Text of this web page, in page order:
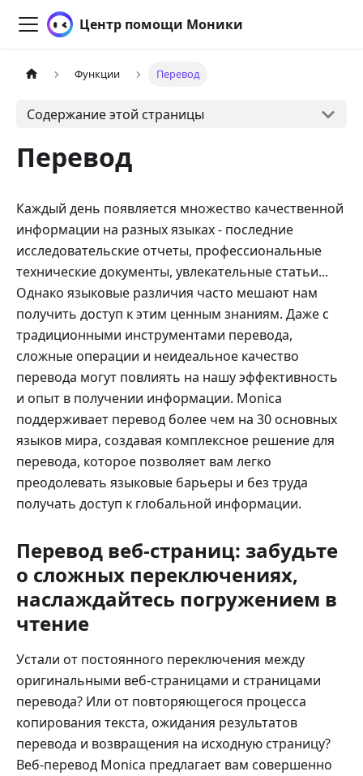
Центр помощи Моники
Функции Перевод
Содержание этой страницы
Перевод
Каждый день появляется множество качественной
информации на разных языках - последние
исследовательские отчеты, профессиональные
технические документы, увлекательные статьи...
Однако языковые различия часто мешают нам
получить доступ к этим ценным знаниям. Даже с
традиционными инструментами перевода,
сложные операции и неидеальное качество
перевода могут повлиять на нашу эффективность
и опыт в получении информации. Monica
поддерживает перевод более чем на 30 основных
языков мира, создавая комплексное решение для
перевода, которое позволяет вам легко
преодолевать языковые барьеры и без труда
получать доступ к глобальной информации.
Перевод веб-страниц: забудьте
о сложных переключениях,
наслаждайтесь погружением в
чтение
Устали от постоянного переключения между
оригинальными веб-страницами и страницами
перевода? Или от повторяющегося процесса
копирования текста, ожидания результатов
перевода и возвращения на исходную страницу?
Веб-перевод Monica предлагает вам совершенно